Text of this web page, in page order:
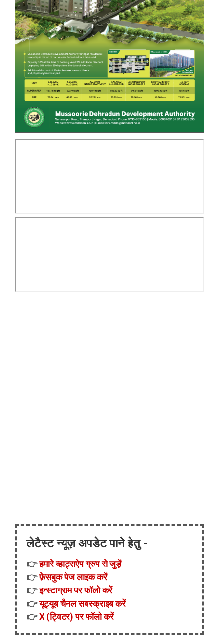
लेटैस्ट न्यूज़ अपडेट पाने हेतु -
👉हमारे व्हाट्सऐप ग्रुप से जुड़ें
👉फ़ेसबुक पेज लाइक करें
👉इन्स्टाग्राम पर फॉलो करें
👉यूट्यूब चैनल सबस्क्राइब करें
👉X (ट्विटर) पर फॉलो करें